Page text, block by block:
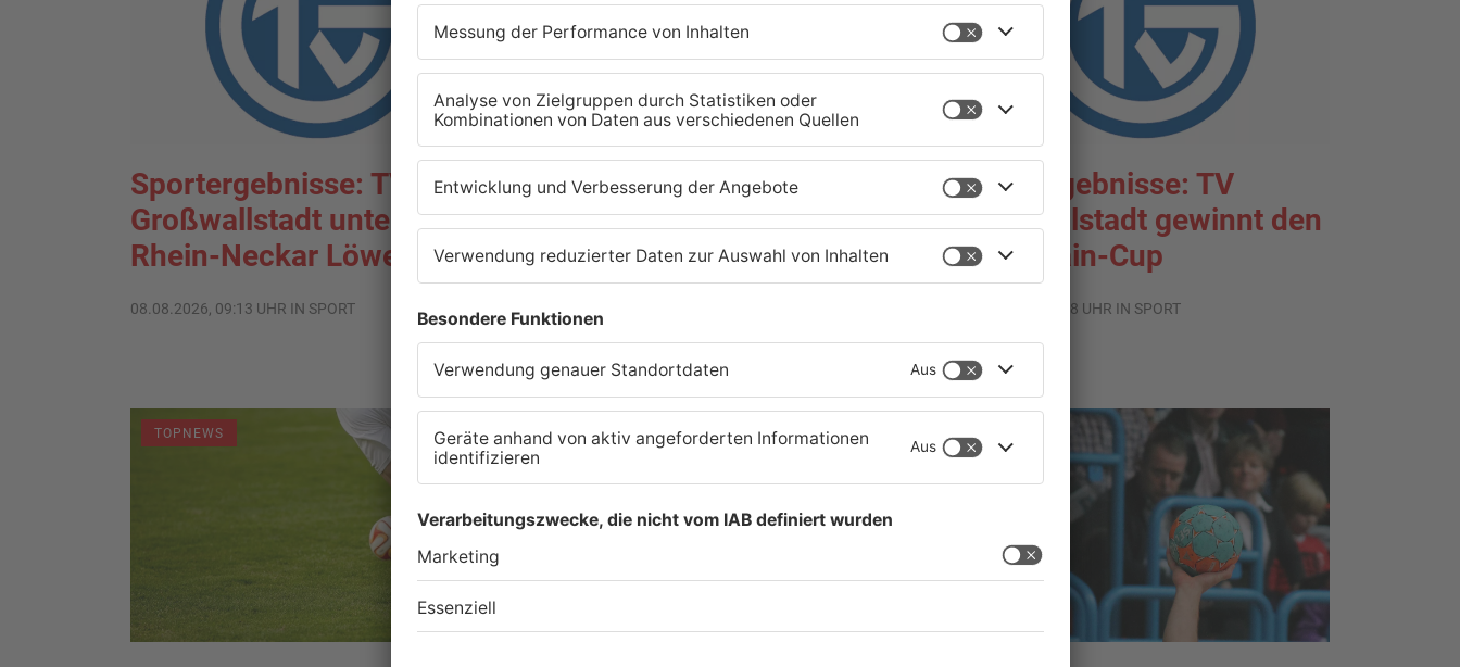
Sportergebnisse: TV
Großwallstadt unterliegt
Rhein-Neckar Löwen
08.08.2026, 09:13 UHR IN SPORT
Fußball: Viktoria
Aschaffenburg verliert
gegen TSV-Aubstadt
05.08.2026, 04:30 UHR IN SPORT
Sportergebnisse: TV
Großwallstadt gewinnt den
Untermain-Cup
03.08.2026, 07:38 UHR IN SPORT
TOPNEWS TOPNEWS